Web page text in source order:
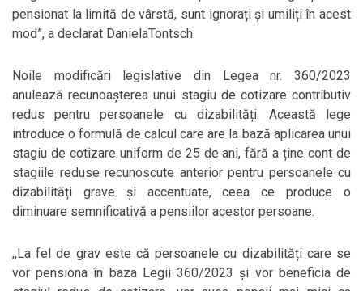
pensionat la limită de vârstă, sunt ignorați și umiliți în acest
mod”, a declarat DanielaTontsch.
Noile modificări legislative din Legea nr. 360/2023
anulează recunoașterea unui stagiu de cotizare contributiv
redus pentru persoanele cu dizabilități. Această lege
introduce o formulă de calcul care are la bază aplicarea unui
stagiu de cotizare uniform de 25 de ani, fără a ține cont de
stagiile reduse recunoscute anterior pentru persoanele cu
dizabilități grave și accentuate, ceea ce produce o
diminuare semnificativă a pensiilor acestor persoane.
,,La fel de grav este că persoanele cu dizabilități care se
vor pensiona în baza Legii 360/2023 și vor beneficia de